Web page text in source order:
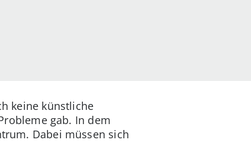
keine künstliche
gab. In dem
Dabei müssen sich